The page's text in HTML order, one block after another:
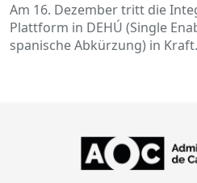
Am 16. Dezember tritt die
Plattform in DEHÚ (Single
spanische Abkürzung) in Kraft.